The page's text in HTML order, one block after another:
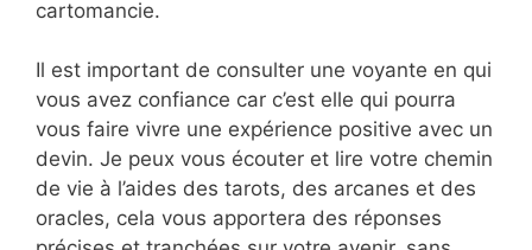
cartomancie.
Il est important de consulter une voyante en qui
vous avez confiance car c’est elle qui pourra
vous faire vivre une expérience positive avec un
devin. Je peux vous écouter et lire votre chemin
de vie à l’aides des tarots, des arcanes et des
oracles, cela vous apportera des réponses